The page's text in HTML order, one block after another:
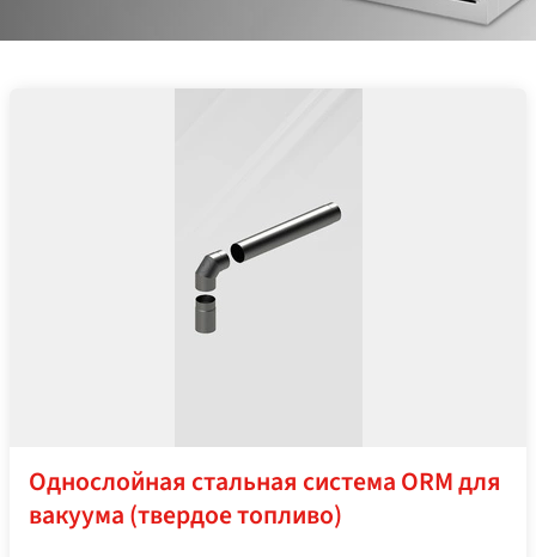
Однослойная стальная система ORM для
вакуума (твердое топливо)